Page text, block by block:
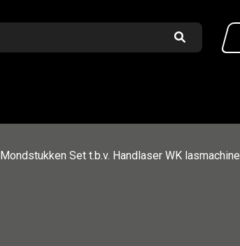
Mondstukken Set t.b.v. Handlaser WK lasmachine